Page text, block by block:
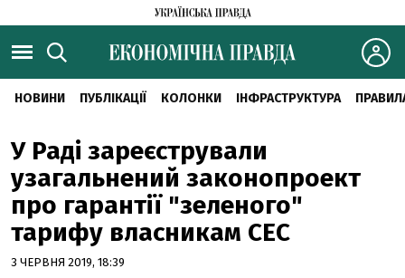
НОВИНИ ПУБЛІКАЦІЇ КОЛОНКИ ІНФРАСТРУКТУРА
У Раді зареєстрували
узагальнений законопроект
про гарантії "зеленого"
тарифу власникам СЕС
3 ЧЕРВНЯ 2019, 18:39